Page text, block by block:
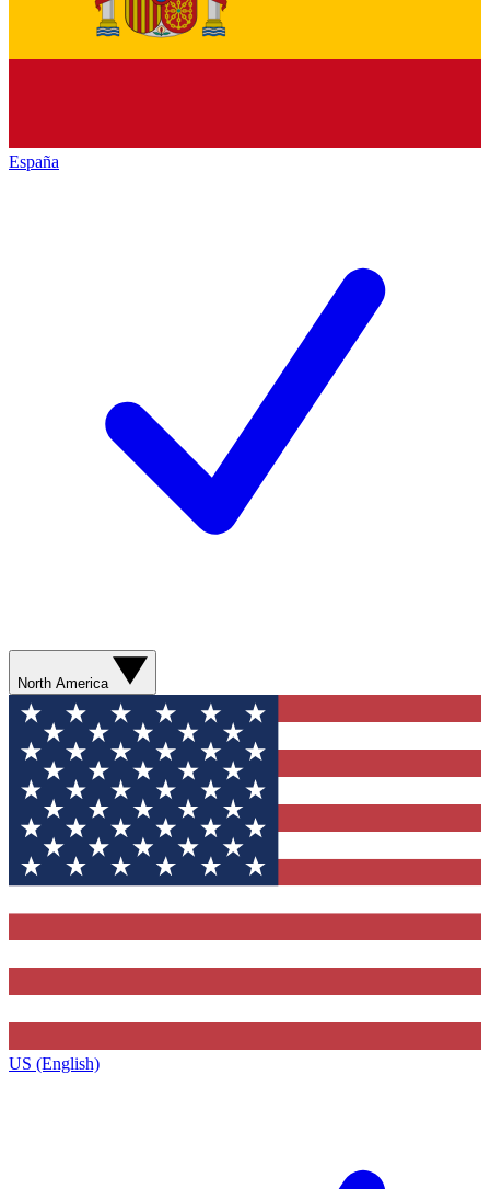
España
North America
US (English)